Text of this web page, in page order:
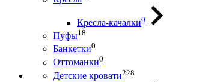
Кресла-качалки0
Пуфы18
Банкетки0
Оттоманки0
Детские кровати228